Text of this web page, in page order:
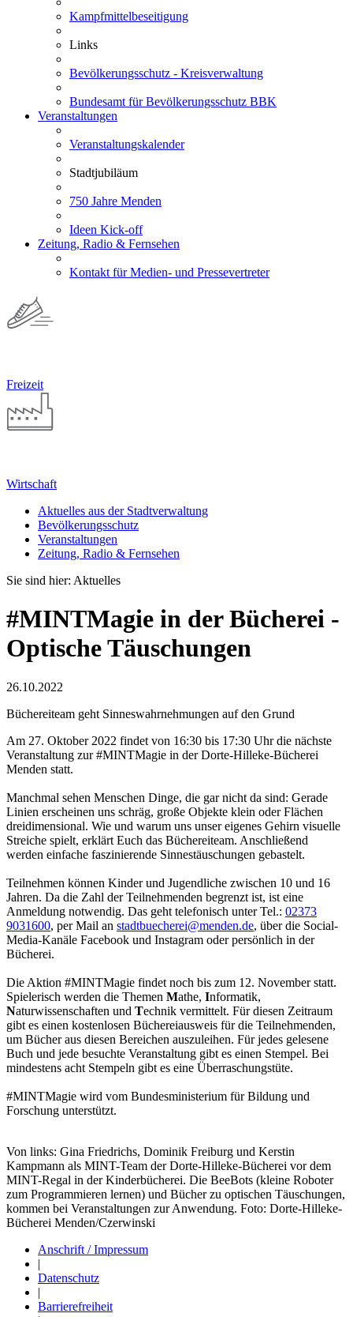
Kampfmittelbeseitigung
Links
Bevölkerungsschutz - Kreisverwaltung
Bundesamt für Bevölkerungsschutz BBK
Veranstaltungen
Veranstaltungskalender
Stadtjubiläum
750 Jahre Menden
Ideen Kick-off
Zeitung, Radio & Fernsehen
Kontakt für Medien- und Pressevertreter
Freizeit
Wirtschaft
Aktuelles aus der Stadtverwaltung
Bevölkerungsschutz
Veranstaltungen
Zeitung, Radio & Fernsehen
Sie sind hier: Aktuelles
#MINTMagie in der Bücherei -
Optische Täuschungen
26.10.2022
Büchereiteam geht Sinneswahrnehmungen auf den Grund
Am 27. Oktober 2022 findet von 16:30 bis 17:30 Uhr die nächste
Veranstaltung zur #MINTMagie in der Dorte-Hilleke-Bücherei
Menden statt.
Manchmal sehen Menschen Dinge, die gar nicht da sind: Gerade
Linien erscheinen uns schräg, große Objekte klein oder Flächen
dreidimensional. Wie und warum uns unser eigenes Gehirn visuelle
Streiche spielt, erklärt Euch das Büchereiteam. Anschließend
werden einfache faszinierende Sinnestäuschungen gebastelt.
Teilnehmen können Kinder und Jugendliche zwischen 10 und 16
Jahren. Da die Zahl der Teilnehmenden begrenzt ist, ist eine
Anmeldung notwendig. Das geht telefonisch unter Tel.: 02373
9031600, per Mail an stadtbuecherei@menden.de, über die Social-
Media-Kanäle Facebook und Instagram oder persönlich in der
Bücherei.
Die Aktion #MINTMagie findet noch bis zum 12. November statt.
Spielerisch werden die Themen Mathe, Informatik,
Naturwissenschaften und Technik vermittelt. Für diesen Zeitraum
gibt es einen kostenlosen Büchereiausweis für die Teilnehmenden,
um Bücher aus diesen Bereichen auszuleihen. Für jedes gelesene
Buch und jede besuchte Veranstaltung gibt es einen Stempel. Bei
mindestens acht Stempeln gibt es eine Überraschungstüte.
#MINTMagie wird vom Bundesministerium für Bildung und
Forschung unterstützt.
Von links: Gina Friedrichs, Dominik Freiburg und Kerstin
Kampmann als MINT-Team der Dorte-Hilleke-Bücherei vor dem
MINT-Regal in der Kinderbücherei. Die BeeBots (kleine Roboter
zum Programmieren lernen) und Bücher zu optischen Täuschungen,
kommen bei Veranstaltungen zur Anwendung. Foto: Dorte-Hilleke-
Bücherei Menden/Czerwinski
Anschrift / Impressum
|
Datenschutz
|
Barrierefreiheit